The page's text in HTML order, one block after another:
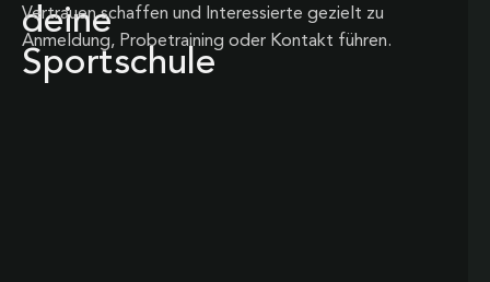
deine
Sportschule
Vertrauen schaffen und Interessierte gezielt zu
Anmeldung, Probetraining oder Kontakt führen.